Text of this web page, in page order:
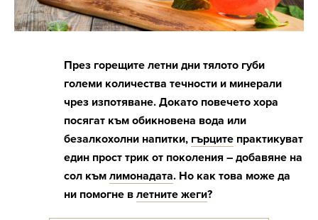
През горещите летни дни тялото губи
големи количества течности и минерали
чрез изпотяване. Докато повечето хора
посягат към обикновена вода или
безалкохолни напитки, гърците практикуват
един прост трик от поколения – добавяне на
сол към лимонадата. Но как това може да
ни помогне в летните жеги?